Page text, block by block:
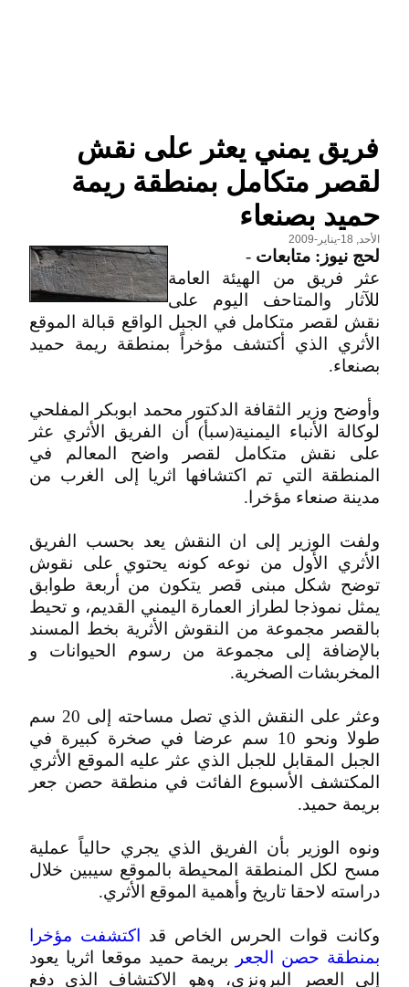
فريق يمني يعثر على نقش
لقصر متكامل بمنطقة ريمة
حميد بصنعاء
الأحد, 18-يناير-2009
لحج نيوز: متابعات -
عثر فريق من الهيئة العامة
للآثار والمتاحف اليوم على
نقش لقصر متكامل في الجبل الواقع قبالة الموقع
الأثري الذي أكتشف مؤخراً بمنطقة ريمة حميد
بصنعاء.
وأوضح وزير الثقافة الدكتور محمد ابوبكر المفلحي
لوكالة الأنباء اليمنية(سبأ) أن الفريق الأثري عثر
على نقش متكامل لقصر واضح المعالم في
المنطقة التي تم اكتشافها اثريا إلى الغرب من
مدينة صنعاء مؤخرا.
ولفت الوزير إلى ان النقش يعد بحسب الفريق
الأثري الأول من نوعه كونه يحتوي على نقوش
توضح شكل مبنى قصر يتكون من أربعة طوابق
يمثل نموذجا لطراز العمارة اليمني القديم، و تحيط
بالقصر مجموعة من النقوش الأثرية بخط المسند
بالإضافة إلى مجموعة من رسوم الحيوانات و
المخربشات الصخرية.
وعثر على النقش الذي تصل مساحته إلى 20 سم
طولا ونحو 10 سم عرضا في صخرة كبيرة في
الجبل المقابل للجبل الذي عثر عليه الموقع الأثري
المكتشف الأسبوع الفائت في منطقة حصن جعر
بريمة حميد.
ونوه الوزير بأن الفريق الذي يجري حالياً عملية
مسح لكل المنطقة المحيطة بالموقع سيبين خلال
دراسته لاحقا تاريخ وأهمية الموقع الأثري.
وكانت قوات الحرس الخاص قد
اكتشفت مؤخرا
بمنطقة حصن الجعر
بريمة حميد موقعا اثريا يعود
إلى العصر البرونزي، وهو الاكتشاف الذي دفع